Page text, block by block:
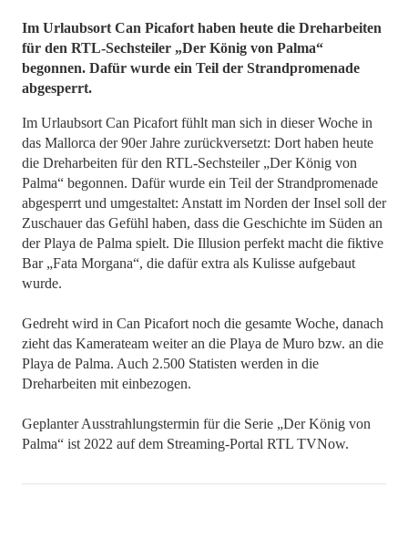
Im Urlaubsort Can Picafort haben heute die Dreharbeiten
für den RTL-Sechsteiler „Der König von Palma“
begonnen. Dafür wurde ein Teil der Strandpromenade
abgesperrt.
Im Urlaubsort Can Picafort fühlt man sich in dieser Woche in
das Mallorca der 90er Jahre zurückversetzt: Dort haben heute
die Dreharbeiten für den RTL-Sechsteiler „Der König von
Palma“ begonnen. Dafür wurde ein Teil der Strandpromenade
abgesperrt und umgestaltet: Anstatt im Norden der Insel soll der
Zuschauer das Gefühl haben, dass die Geschichte im Süden an
der Playa de Palma spielt. Die Illusion perfekt macht die fiktive
Bar „Fata Morgana“, die dafür extra als Kulisse aufgebaut
wurde.
Gedreht wird in Can Picafort noch die gesamte Woche, danach
zieht das Kamerateam weiter an die Playa de Muro bzw. an die
Playa de Palma. Auch 2.500 Statisten werden in die
Dreharbeiten mit einbezogen.
Geplanter Ausstrahlungstermin für die Serie „Der König von
Palma“ ist 2022 auf dem Streaming-Portal RTL TVNow.